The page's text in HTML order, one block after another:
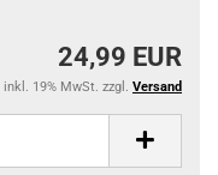
24,99 EUR
inkl. 19% MwSt. zzgl. Versand